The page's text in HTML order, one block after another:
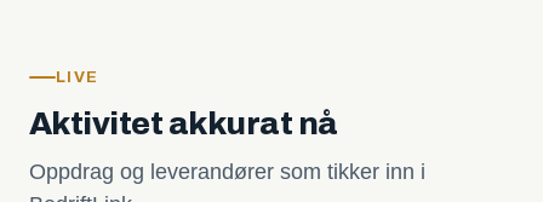
LIVE
Aktivitet akkurat nå
Oppdrag og leverandører som tikker inn i